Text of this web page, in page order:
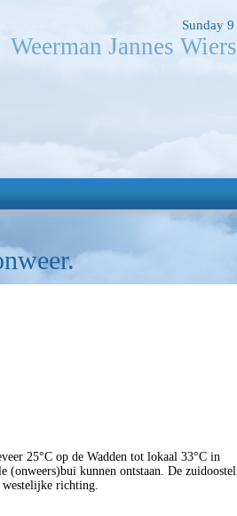
Sunday
Weerman Jannes
25°C op de Wadden tot lokaal 33°C in
(onweers)bui kunnen ontstaan. De
richting.